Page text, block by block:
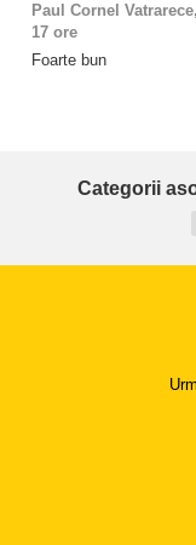
Paul Cornel Vatrarece,
17 ore
Foarte bun
Categorii